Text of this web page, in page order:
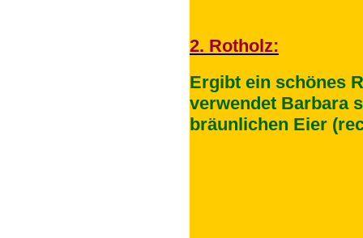
2. Rotholz:
Ergibt ein schönes
verwendet Barbara
bräunlichen Eier